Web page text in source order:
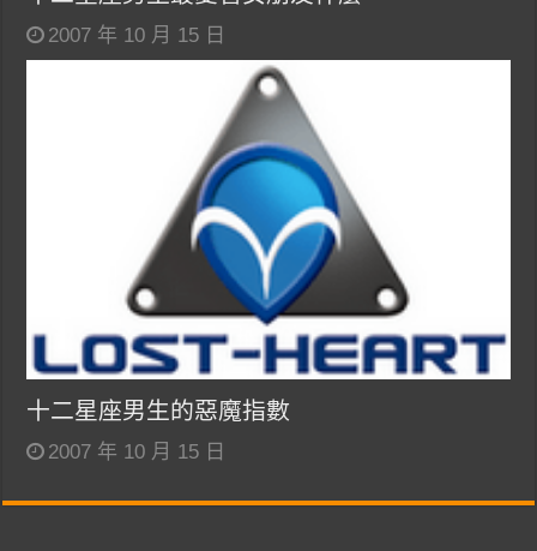
2007 年 10 月 15 日
十二星座男生的惡魔指數
2007 年 10 月 15 日